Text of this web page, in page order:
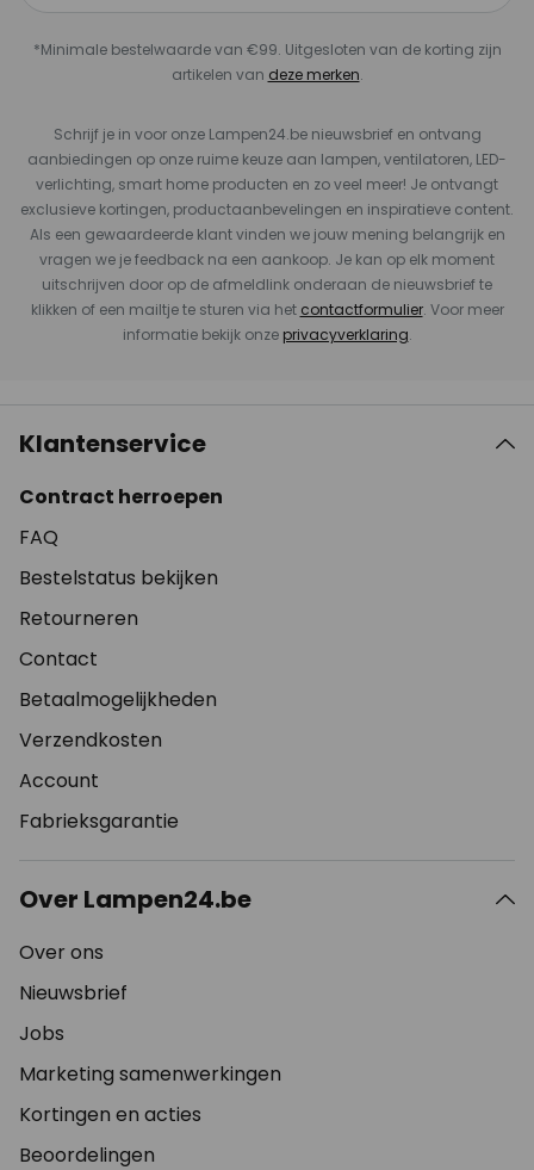
*Minimale bestelwaarde van €99. Uitgesloten van de korting zijn
artikelen van deze merken.
Schrijf je in voor onze Lampen24.be nieuwsbrief en ontvang
aanbiedingen op onze ruime keuze aan lampen, ventilatoren, LED-
verlichting, smart home producten en zo veel meer! Je ontvangt
exclusieve kortingen, productaanbevelingen en inspiratieve content.
Als een gewaardeerde klant vinden we jouw mening belangrijk en
vragen we je feedback na een aankoop. Je kan op elk moment
uitschrijven door op de afmeldlink onderaan de nieuwsbrief te
klikken of een mailtje te sturen via het contactformulier. Voor meer
informatie bekijk onze privacyverklaring.
Klantenservice
Contract herroepen
FAQ
Bestelstatus bekijken
Retourneren
Contact
Betaalmogelijkheden
Verzendkosten
Account
Fabrieksgarantie
Over Lampen24.be
Over ons
Nieuwsbrief
Jobs
Marketing samenwerkingen
Kortingen en acties
Beoordelingen